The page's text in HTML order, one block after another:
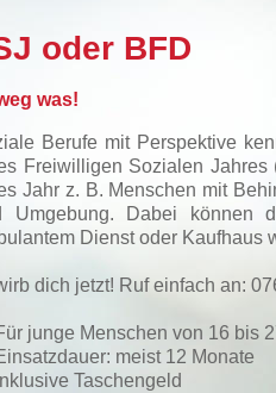
oder BFD
was!
Berufe mit Perspektive
Freiwilligen Sozialen Jahres
Jahr z. B. Menschen mit
Umgebung. Dabei können
Dienst oder Kaufhaus
dich jetzt! Ruf einfach an:
junge Menschen von 16 bis
meist 12 Monate
Inklusive Taschengeld